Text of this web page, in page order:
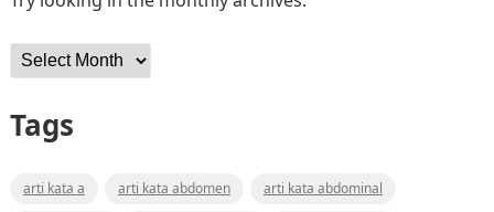
Archives
Tags
arti kata a arti kata abdomen
arti kata abdominal